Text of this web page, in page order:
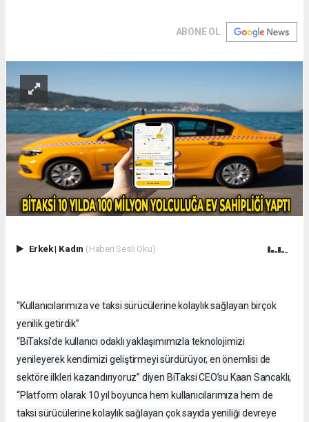
ABONE OL
Erkek| Kadın (Haberi Sesli Oku)
“Kullanıcılarımıza ve taksi sürücülerine kolaylık sağlayan birçok
yenilik getirdik”
“BiTaksi'de kullanıcı odaklı yaklaşımımızla teknolojimizi
yenileyerek kendimizi geliştirmeyi sürdürüyor, en önemlisi de
sektöre ilkleri kazandırıyoruz” diyen BiTaksi CEO’su Kaan Sancaklı,
“Platform olarak 10 yıl boyunca hem kullanıcılarımıza hem de
taksi sürücülerine kolaylık sağlayan çok sayıda yeniliği devreye